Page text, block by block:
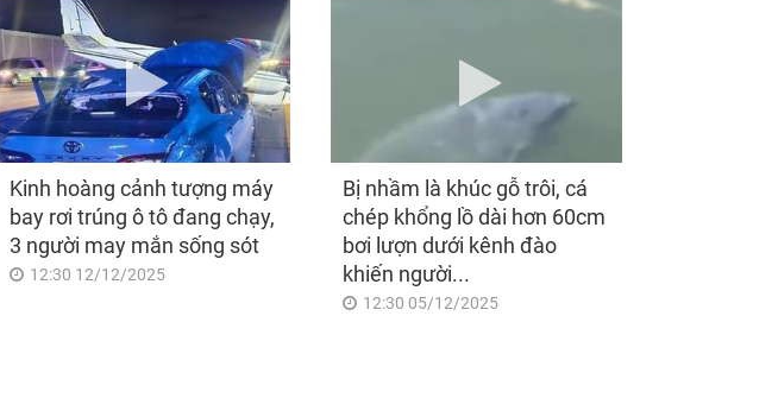
Kinh hoàng cảnh tượng máy
bay rơi trúng ô tô đang chạy,
3 người may mắn sống sót
12:30 12/12/2025
Bị nhầm là khúc gỗ trôi, cá
chép khổng lồ dài hơn 60cm
bơi lượn dưới kênh đào
khiến người...
12:30 05/12/2025